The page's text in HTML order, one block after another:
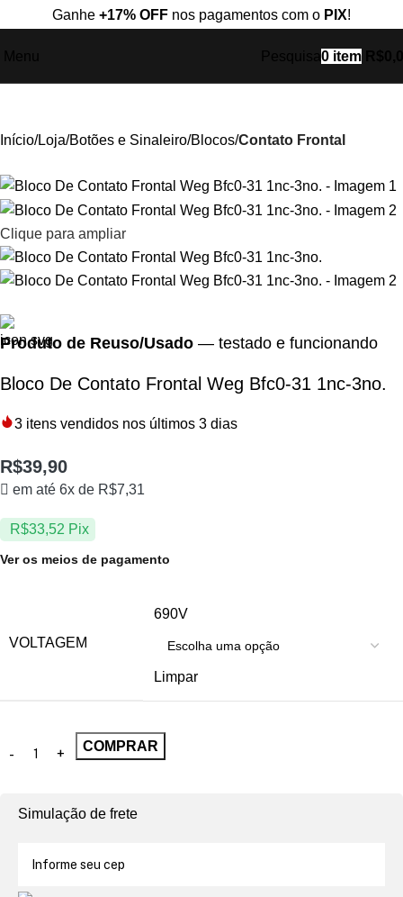
Ganhe +17% OFF nos pagamentos com o PIX!
0 item
Início Loja Botões e Sinaleiro Blocos Contato Frontal
Clique para ampliar
Produto de Reuso/Usado — testado e funcionando
Bloco De Contato Frontal Weg Bfc0-31 1nc-3no.
3 itens vendidos nos últimos 3 dias
R$39,90
em até 6x de R$7,31
R$33,52 Pix
Ver os meios de pagamento
VOLTAGEM
690V
Limpar
COMPRAR
Simulação de frete